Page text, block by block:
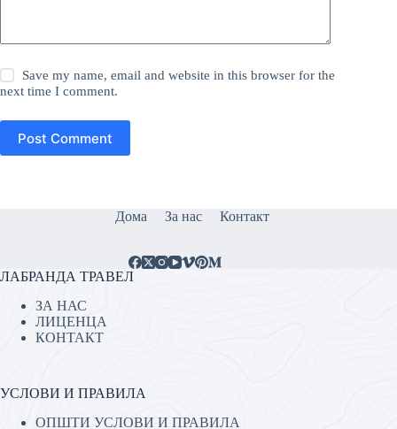
Save my name, email and website in this browser for the
next time I comment.
Post Comment
Дома За нас Контакт
ЛАБРАНДА ТРАВЕЛ
ЗА НАС
ЛИЦЕНЦА
КОНТАКТ
УСЛОВИ И ПРАВИЛА
ОПШТИ УСЛОВИ И ПРАВИЛА